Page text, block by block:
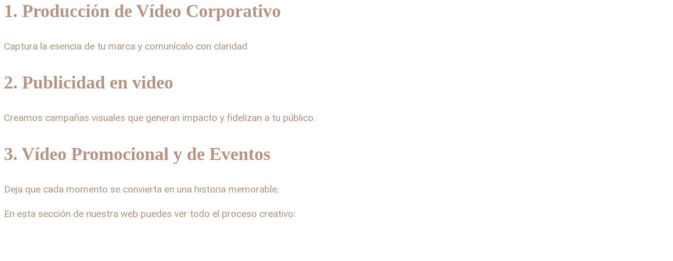
1. Producción de Vídeo Corporativo
Captura la esencia de tu marca y comunícalo con claridad
2. Publicidad en video
Creamos campañas visuales que generan impacto y fidelizan a tu público.
3. Vídeo Promocional y de Eventos
Deja que cada momento se convierta en una historia memorable.
En esta sección de nuestra web puedes ver todo el proceso creativo: